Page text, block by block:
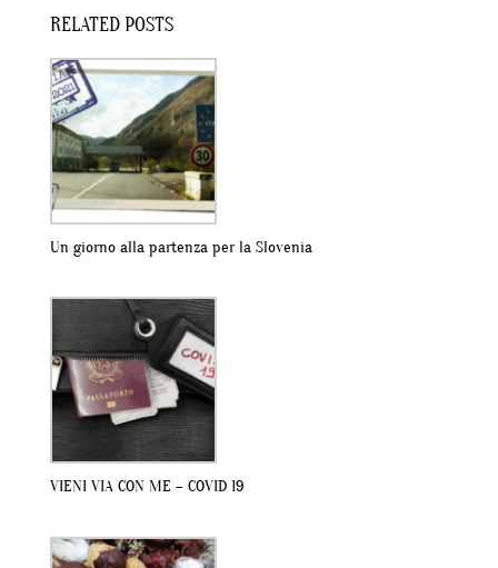
RELATED POSTS
Un giorno alla partenza per la Slovenia
VIENI VIA CON ME – COVID 19